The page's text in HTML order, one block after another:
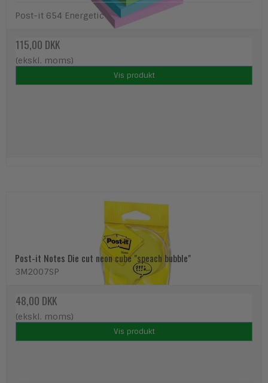
Post-it 654 Energetic
115,00 DKK
(ekskl. moms)
Vis produkt
Post-it Notes Die cut neon cube "speach bubble"
3M2007SP
48,00 DKK
(ekskl. moms)
Vis produkt